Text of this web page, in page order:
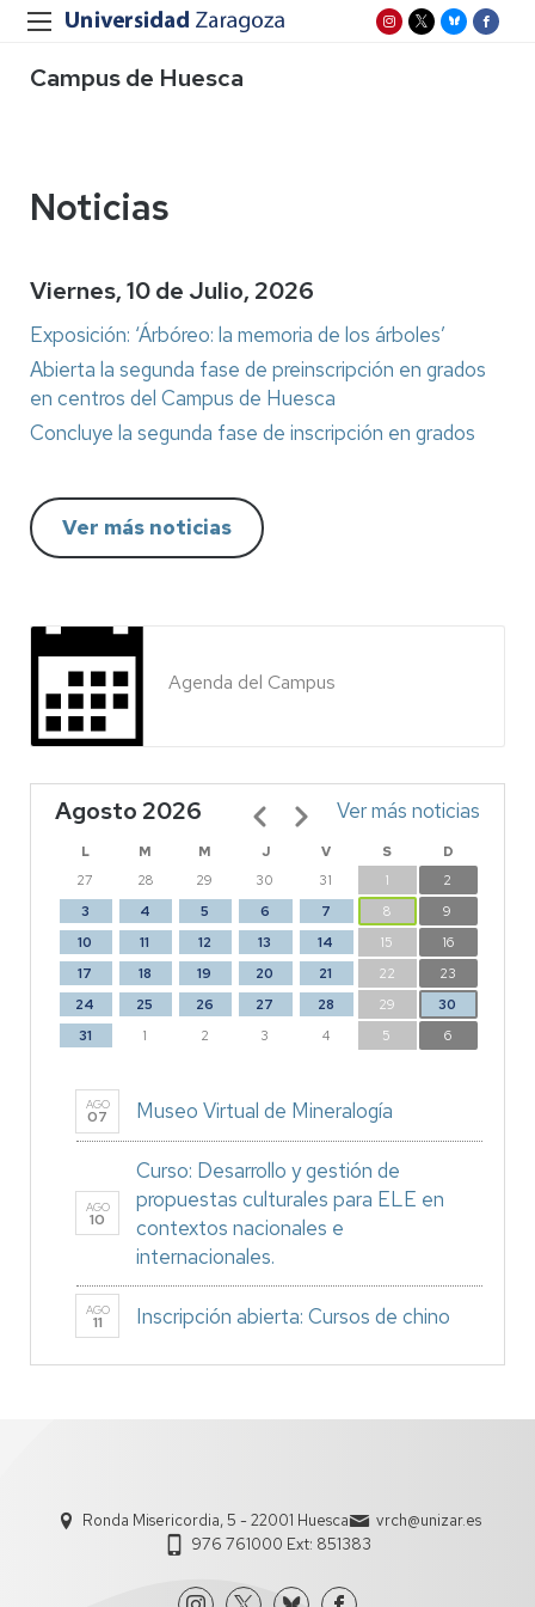
Campus de Huesca
Noticias
Viernes, 10 de Julio, 2026
Exposición: ‘Árbóreo: la memoria de los árboles’
Abierta la segunda fase de preinscripción en grados
en centros del Campus de Huesca
Concluye la segunda fase de inscripción en grados
Ver más noticias
Agenda del Campus
Agosto 2026
L M M J V S
D
27
28 29 30 31 1
2
3
4 5 6 7 8
9
10
11 12 13 14 15
16
17
18 19 20 21 22
23
24
25 26 27 28 29
30
31
1 2 3 4 5 6
Paginación Ver más noticias
AGO
07 Museo Virtual de Mineralogía
AGO
10
Curso: Desarrollo y gestión de
propuestas culturales para ELE en
contextos nacionales e
internacionales.
AGO
11 Inscripción abierta: Cursos de chino
Ronda Misericordia, 5 - 22001 Huesca
vrch@unizar.es
976 761000 Ext: 851383